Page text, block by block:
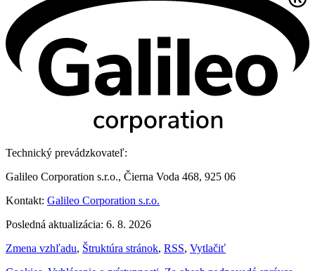
Technický prevádzkovateľ:
Galileo Corporation s.r.o., Čierna Voda 468, 925 06
Kontakt: Galileo Corporation s.r.o.
Posledná aktualizácia: 6. 8. 2026
Zmena vzhľadu, Štruktúra stránok, RSS, Vytlačiť